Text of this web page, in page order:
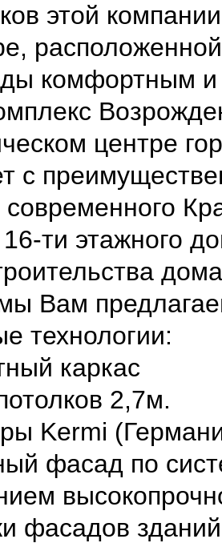
этой
комфортным
центре
с
современного
ти этажного
Вам
технологии:
каркас
2,7м.
Kermi
фасад по
фасадов зданий